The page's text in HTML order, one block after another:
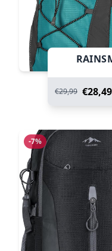
€29,99 €28,49
-7%